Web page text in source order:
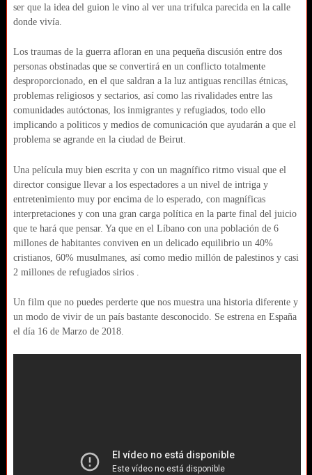
ser que la idea del guion le vino al ver una trifulca parecida en la calle
donde vivía.
Los traumas de la guerra afloran en una pequeña discusión entre dos
personas obstinadas que se convertirá en un conflicto totalmente
desproporcionado, en el que saldran a la luz antiguas rencillas étnicas,
problemas religiosos y sectarios, así como las rivalidades entre las
comunidades autóctonas, los inmigrantes y refugiados, todo ello
implicando a politicos y medios de comunicación que ayudarán a que el
problema se agrande en la ciudad de Beirut.
Una película muy bien escrita y con un magnífico ritmo visual que el
director consigue llevar a los espectadores a un nivel de intriga y
entretenimiento muy por encima de lo esperado, con magníficas
interpretaciones y con una gran carga política en la parte final del juicio
que te hará que pensar. Ya que en el Líbano con una población de 6
millones de habitantes conviven en un delicado equilibrio un 40%
cristianos, 60% musulmanes, así como medio millón de palestinos y casi
2 millones de refugiados sirios .
Un film que no puedes perderte que nos muestra una historia diferente y
un modo de vivir de un país bastante desconocido. Se estrena en España
el día 16 de Marzo de 2018.